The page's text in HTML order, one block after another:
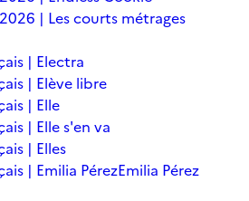
| Les courts métrages
| Electra
| Elève libre
| Elle
| Elle s'en va
| Elles
| Emilia PérezEmilia Pérez